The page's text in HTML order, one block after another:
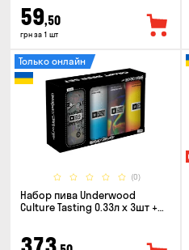
59,50
грн за 1 шт
(0)
Только онлайн
Набор пива Underwood
Culture Tasting 0.33л x 3шт +